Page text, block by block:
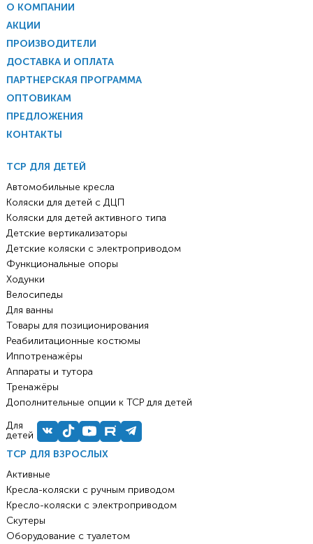
О КОМПАНИИ
АКЦИИ
ПРОИЗВОДИТЕЛИ
ДОСТАВКА И ОПЛАТА
ПАРТНЕРСКАЯ ПРОГРАММА
ОПТОВИКАМ
ПРЕДЛОЖЕНИЯ
КОНТАКТЫ
ТСР ДЛЯ ВЗРОСЛЫХ
Активные
Кресла-коляски с ручным приводом
Кресло-коляски с электроприводом
Скутеры
Оборудование с туалетом
ТСР ДЛЯ ДЕТЕЙ
Автомобильные кресла
Коляски для детей с ДЦП
Коляски для детей активного типа
Детские вертикализаторы
Детские коляски с электроприводом
Функциональные опоры
Ходунки
Велосипеды
Для ванны
Товары для позиционирования
Реабилитационные костюмы
Иппотренажёры
Аппараты и тутора
Тренажёры
Дополнительные опции к ТСР для детей
Для
детей